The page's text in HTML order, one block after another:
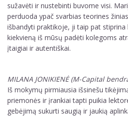
sužavėti ir nustebinti buvome visi.
perduoda ypač svarbias teorines
išbandyti praktikoje, ji taip pat
kiekvieną iš mūsų padėti kolegoms
įtaigiai ir autentiškai.
MILANA JONIKIENĖ (M-Capital
Iš mokymų pirmiausia išsinešu
priemonės ir įrankiai tapti puikia
gebėjimą sukurti saugią ir jaukią